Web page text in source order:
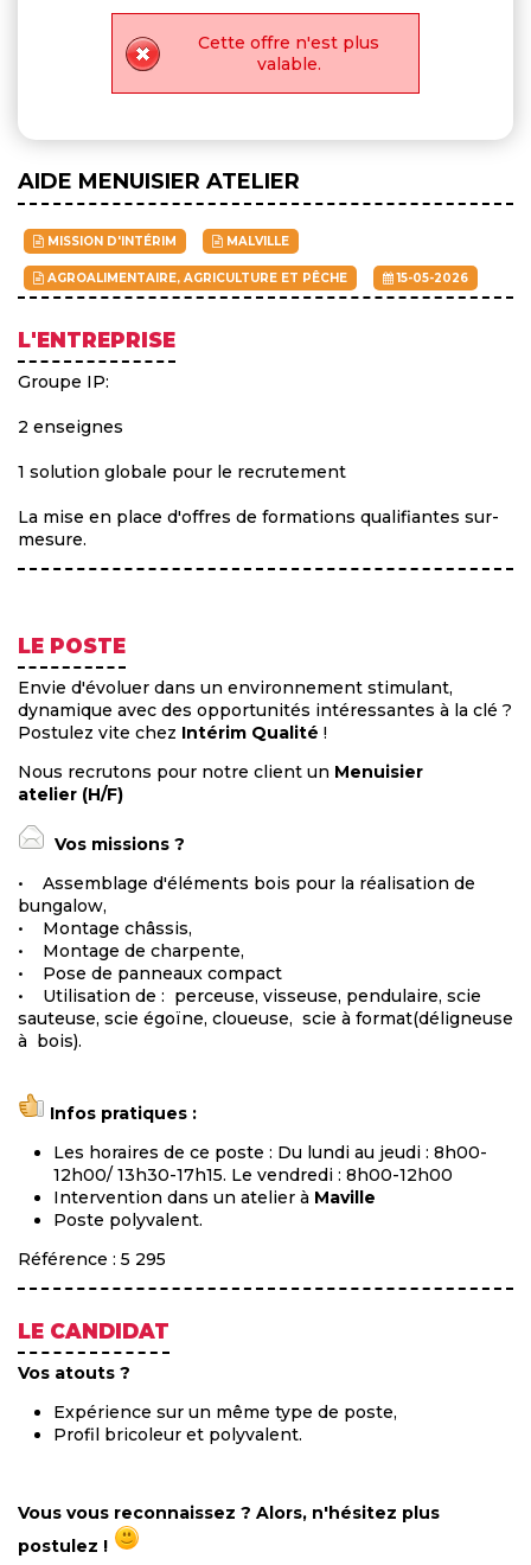
Cette offre n'est plus
valable.
AIDE MENUISIER ATELIER
MISSION D'INTÉRIM MALVILLE
AGROALIMENTAIRE, AGRICULTURE ET PÊCHE 15-05-2026
L'ENTREPRISE
Groupe IP:
2 enseignes
1 solution globale pour le recrutement
La mise en place d'offres de formations qualifiantes sur-
mesure.
LE POSTE
Envie d'évoluer dans un environnement stimulant,
dynamique avec des opportunités intéressantes à la clé ?
Postulez vite chez Intérim Qualité !
Nous recrutons pour notre client un Menuisier
atelier (H/F)
Vos missions ?
• Assemblage d'éléments bois pour la réalisation de
bungalow,
• Montage châssis,
• Montage de charpente,
• Pose de panneaux compact
• Utilisation de : perceuse, visseuse, pendulaire, scie
sauteuse, scie égoïne, cloueuse, scie à format(déligneuse
à bois).
Infos pratiques :
Les horaires de ce poste : Du lundi au jeudi : 8h00-
12h00/ 13h30-17h15. Le vendredi : 8h00-12h00
Intervention dans un atelier à Maville
Poste polyvalent.
Référence : 5 295
LE CANDIDAT
Vos atouts ?
Expérience sur un même type de poste,
Profil bricoleur et polyvalent.
Vous vous reconnaissez ? Alors, n'hésitez plus
postulez !